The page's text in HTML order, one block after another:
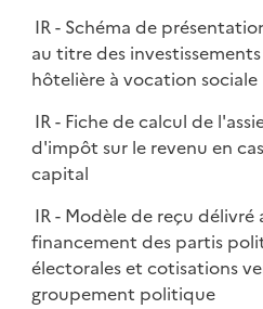
IR - Schéma de
au titre des
hôtelière à vocation sociale
IR - Fiche de calcul de
d'impôt sur le revenu en
capital
IR - Modèle de reçu
financement des partis
électorales et cotisations
groupement politique